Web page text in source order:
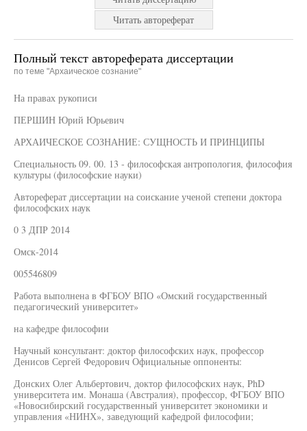
Читать автореферат
Полный текст автореферата диссертации
по теме "Архаическое сознание"
На правах рукописи
ПЕРШИН Юрий Юрьевич
АРХАИЧЕСКОЕ СОЗНАНИЕ: СУЩНОСТЬ И ПРИНЦИПЫ
Специальность 09. 00. 13 - философская антропология, философия
культуры (философские науки)
Автореферат диссертации на соискание ученой степени доктора
философских наук
0 3 ДПР 2014
Омск-2014
005546809
Работа выполнена в ФГБОУ ВПО «Омский государственный
педагогический университет»
на кафедре философии
Научный консультант: доктор философских наук, профессор
Денисов Сергей Федорович Официальные оппоненты:
Донских Олег Альбертович, доктор философских наук, PhD
университета им. Монаша (Австралия), профессор, ФГБОУ ВПО
«Новосибирский государственный университет экономики и
управления «НИНХ», заведующий кафедрой философии;